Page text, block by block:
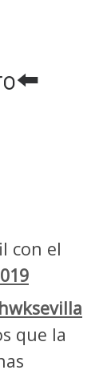
con el
que la